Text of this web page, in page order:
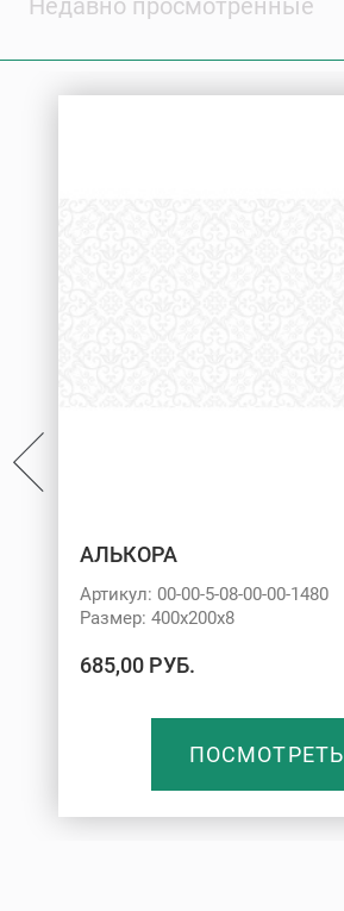
Недавно просмотренные
АЛЬКОРА
Артикул: 00-00-5-08-00-00-1480
Размер: 400х200х8
685,00 РУБ.
ПОСМОТРЕТЬ